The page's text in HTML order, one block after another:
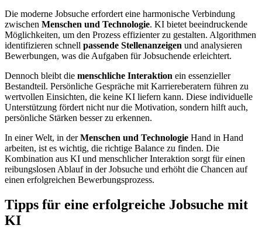
Die moderne Jobsuche erfordert eine harmonische Verbindung
zwischen Menschen und Technologie. KI bietet beeindruckende
Möglichkeiten, um den Prozess effizienter zu gestalten. Algorithmen
identifizieren schnell passende Stellenanzeigen und analysieren
Bewerbungen, was die Aufgaben für Jobsuchende erleichtert.
Dennoch bleibt die menschliche Interaktion ein essenzieller
Bestandteil. Persönliche Gespräche mit Karriereberatern führen zu
wertvollen Einsichten, die keine KI liefern kann. Diese individuelle
Unterstützung fördert nicht nur die Motivation, sondern hilft auch,
persönliche Stärken besser zu erkennen.
In einer Welt, in derMenschen und Technologie Hand in Hand
arbeiten, ist es wichtig, die richtige Balance zu finden. Die
Kombination aus KI und menschlicher Interaktion sorgt für einen
reibungslosen Ablauf in der Jobsuche und erhöht die Chancen auf
einen erfolgreichen Bewerbungsprozess.
Tipps für eine erfolgreiche Jobsuche mit
KI